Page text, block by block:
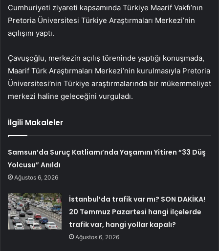
Cumhuriyeti ziyareti kapsamında Türkiye Maarif Vakfı’nın
Pretoria Üniversitesi Türkiye Araştırmaları Merkezi’nin
açılışını yaptı.
Çavuşoğlu, merkezin açılış töreninde yaptığı konuşmada,
Maarif Türk Araştırmaları Merkezi’nin kurulmasıyla Pretoria
Üniversitesi’nin Türkiye araştırmalarında bir mükemmeliyet
merkezi haline geleceğini vurguladı.
İlgili Makaleler
Samsun’da Suruç Katliamı’nda Yaşamını Yitiren “33 Düş
Yolcusu” Anıldı
Ağustos 6, 2026
İstanbul’da trafik var mı? SON DAKİKA!
20 Temmuz Pazartesi hangi ilçelerde
trafik var, hangi yollar kapalı?
Ağustos 6, 2026